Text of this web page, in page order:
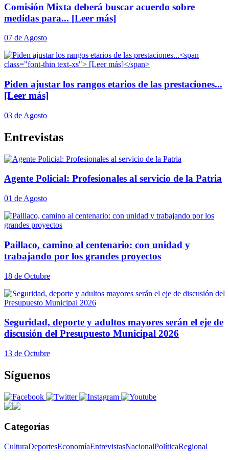
Comisión Mixta deberá buscar acuerdo sobre
medidas para... [Leer más]
07 de Agosto
Piden ajustar los rangos etarios de las prestaciones...
[Leer más]
03 de Agosto
Entrevistas
Agente Policial: Profesionales al servicio de la Patria
01 de Agosto
Paillaco, camino al centenario: con unidad y
trabajando por los grandes proyectos
18 de Octubre
Seguridad, deporte y adultos mayores serán el eje de
discusión del Presupuesto Municipal 2026
13 de Octubre
Síguenos
Categorías
CulturaDeportesEconomíaEntrevistasNacionalPolíticaRegional